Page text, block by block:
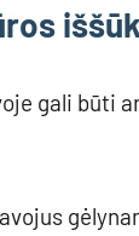
gali būti